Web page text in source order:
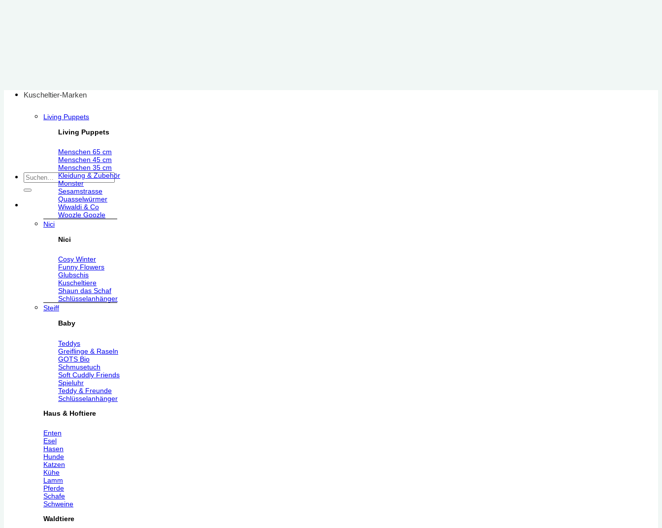
Suchen
Kuscheltier-Marken
Living Puppets
Living Puppets
Menschen 65 cm
Menschen 45 cm
Menschen 35 cm
Kleidung & Zubehör
Monster
Sesamstrasse
Quasselwürmer
Wiwaldi & Co
Woozle Goozle
Nici
Nici
Cosy Winter
Funny Flowers
Glubschis
Kuscheltiere
Shaun das Schaf
Schlüsselanhänger
Steiff
Baby
Teddys
Greiflinge & Raseln
GOTS Bio
Schmusetuch
Soft Cuddly Friends
Spieluhr
Teddy & Freunde
Schlüsselanhänger
Haus & Hoftiere
Enten
Esel
Hasen
Hunde
Katzen
Kühe
Lamm
Pferde
Schafe
Schweine
Waldtiere